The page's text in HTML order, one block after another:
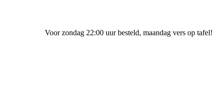
Voor zondag 22:00 uur besteld, maandag vers op tafel!